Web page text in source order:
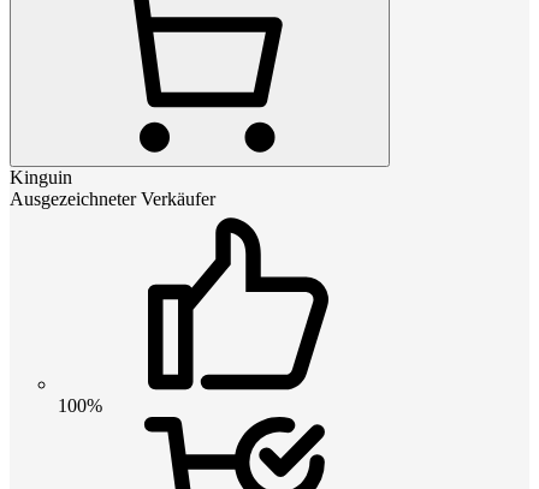
Kinguin
Ausgezeichneter Verkäufer
100%